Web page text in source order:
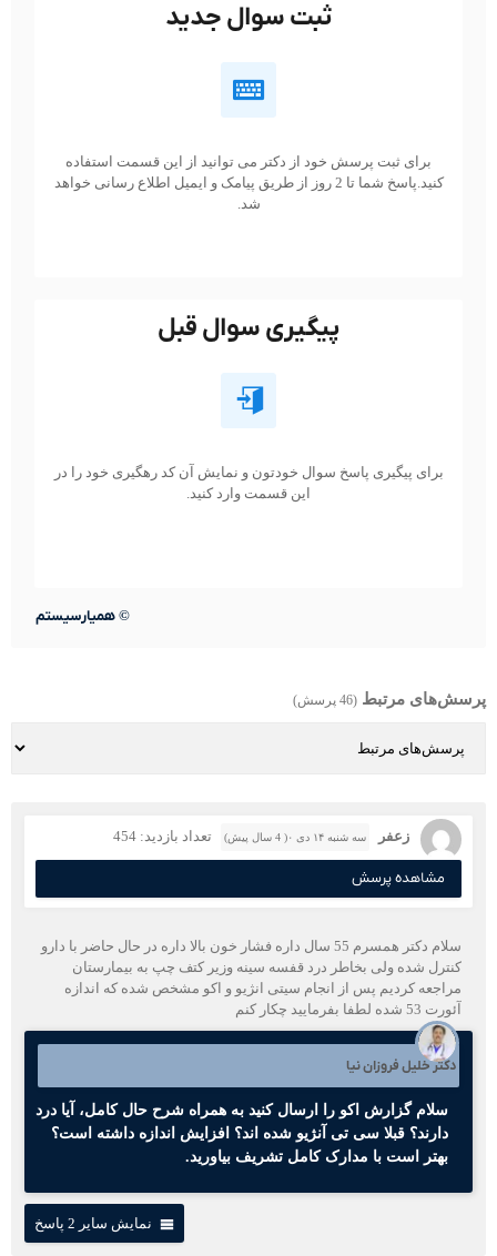
ثبت سوال جدید
برای ثبت پرسش خود از دکتر می توانید از این قسمت استفاده
کنید.پاسخ شما تا 2 روز از طریق پیامک و ایمیل اطلاع رسانی خواهد
شد.
پیگیری سوال قبل
برای پیگیری پاسخ سوال خودتون و نمایش آن کد رهگیری خود را در
این قسمت وارد کنید.
© همیارسیستم
پرسش‌های مرتبط (46 پرسش)
زعفر سه شنبه ۱۴ دی ۰( 4 سال پیش) تعداد بازدید: 454
مشاهده پرسش
سلام دکتر همسرم 55 سال داره فشار خون بالا داره در حال حاضر با دارو
کنترل شده ولی بخاطر درد قفسه سینه وزیر کتف چپ به بیمارستان
مراجعه کردیم پس از انجام سیتی انژیو و اکو مشخص شده که اندازه
آئورت 53 شده لطفا بفرمایید چکار کنم
دکتر خلیل فروزان نیا
سلام گزارش اکو را ارسال کنید به همراه شرح حال کامل، آیا درد
دارند؟ قبلا سی تی آنژیو شده اند؟ افزایش اندازه داشته است؟
بهتر است با مدارک کامل تشریف بیاورید.
نمایش سایر 2 پاسخ